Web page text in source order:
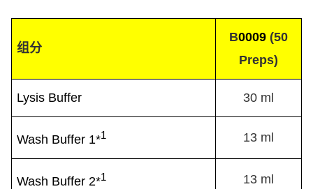
组分
B0009 (50
Preps)
Lysis Buffer 30 ml
Wash Buffer 1*1 13 ml
Wash Buffer 2*1 13 ml